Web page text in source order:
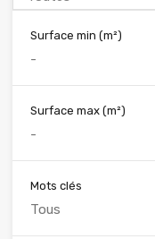
Surface min (m²)
Surface max (m²)
Mots clés